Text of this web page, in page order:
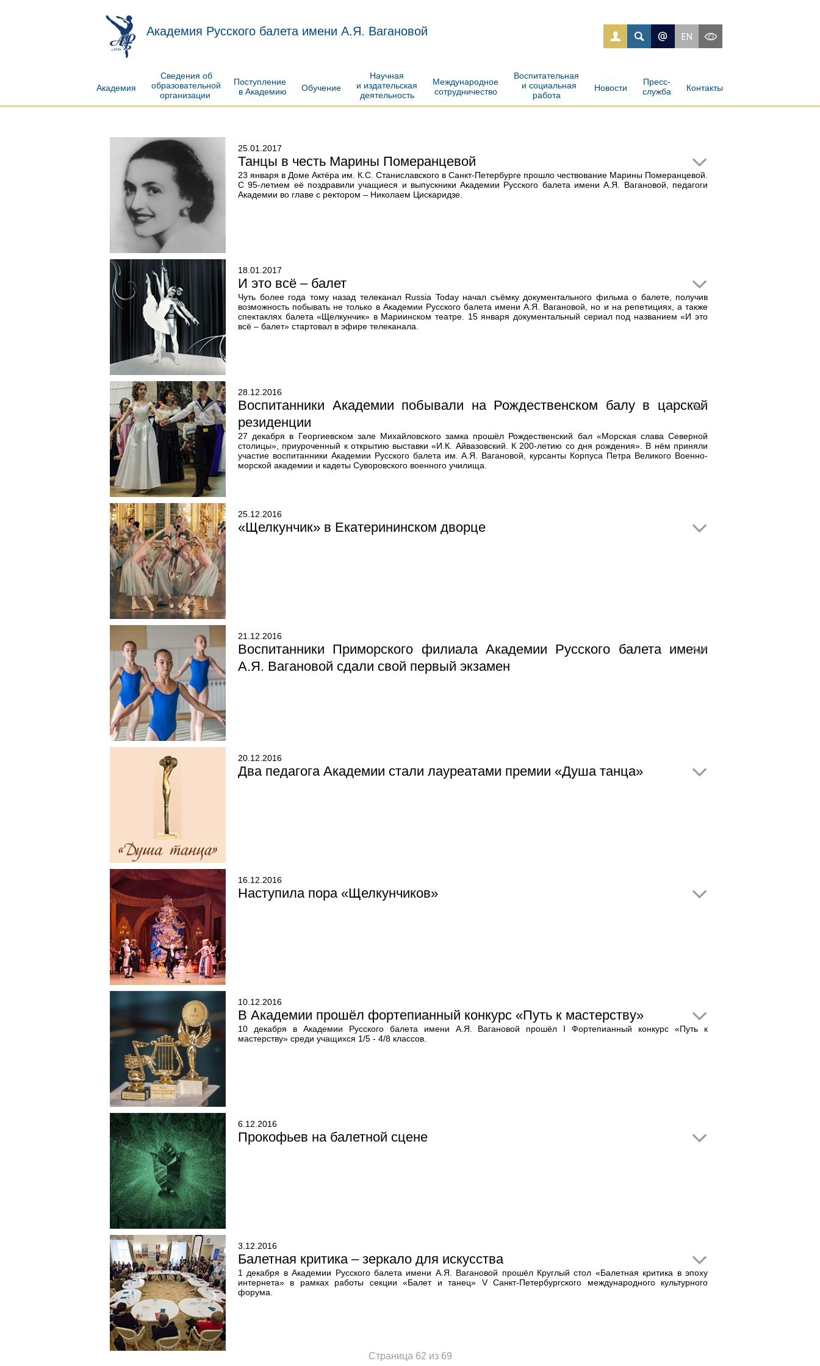
Академия Русского балета имени А.Я. Вагановой
Академия
Сведения об
образовательной
организации
Поступление
в Академию
Обучение
Научная
и издательская
деятельность
Международное
сотрудничество
Воспитательная
и социальная
работа
Новости
Пресс-
служба
Контакты
25.01.2017
Танцы в честь Марины Померанцевой
23 января в Доме Актёра им. К.С. Станиславского в Санкт-Петербурге прошло чествование Марины Померанцевой.
С 95-летием её поздравили учащиеся и выпускники Академии Русского балета имени А.Я. Вагановой, педагоги
Академии во главе с ректором – Николаем Цискаридзе.
18.01.2017
И это всё – балет
Чуть более года тому назад телеканал Russia Today начал съёмку документального фильма о балете, получив
возможность побывать не только в Академии Русского балета имени А.Я. Вагановой, но и на репетициях, а также
спектаклях балета «Щелкунчик» в Мариинском театре. 15 января документальный сериал под названием «И это
всё – балет» стартовал в эфире телеканала.
28.12.2016
Воспитанники Академии побывали на Рождественском балу в царской
резиденции
27 декабря в Георгиевском зале Михайловского замка прошёл Рождественский бал «Морская слава Северной
столицы», приуроченный к открытию выставки «И.К. Айвазовский. К 200-летию со дня рождения». В нём приняли
участие воспитанники Академии Русского балета им. А.Я. Вагановой, курсанты Корпуса Петра Великого Военно-
морской академии и кадеты Суворовского военного училища.
25.12.2016
«Щелкунчик» в Екатерининском дворце
21.12.2016
Воспитанники Приморского филиала Академии Русского балета имени
А.Я. Вагановой сдали свой первый экзамен
20.12.2016
Два педагога Академии стали лауреатами премии «Душа танца»
16.12.2016
Наступила пора «Щелкунчиков»
10.12.2016
В Академии прошёл фортепианный конкурс «Путь к мастерству»
10 декабря в Академии Русского балета имени А.Я. Вагановой прошёл I Фортепианный конкурс «Путь к
мастерству» среди учащихся 1/5 - 4/8 классов.
6.12.2016
Прокофьев на балетной сцене
3.12.2016
Балетная критика – зеркало для искусства
1 декабря в Академии Русского балета имени А.Я. Вагановой прошёл Круглый стол «Балетная критика в эпоху
интернета» в рамках работы секции «Балет и танец» V Санкт-Петербургского международного культурного
форума.
Страница 62 из 69